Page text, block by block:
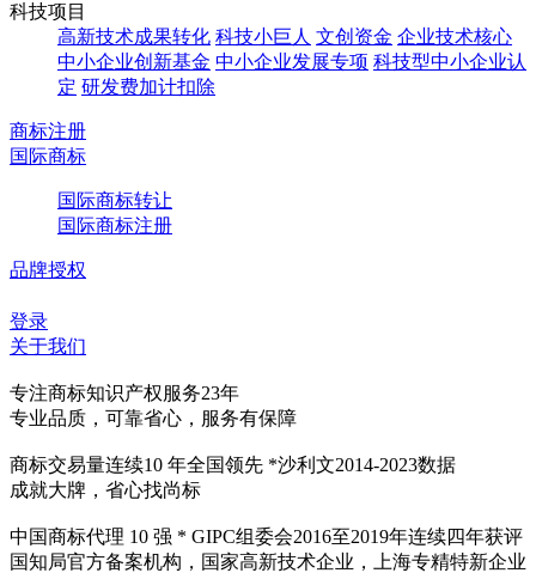
科技项目
高新技术成果转化 科技小巨人 文创资金 企业技术核心
中小企业创新基金 中小企业发展专项 科技型中小企业认
定 研发费加计扣除
商标注册
国际商标
国际商标转让
国际商标注册
品牌授权
登录
关于我们
专注商标知识产权服务23年
专业品质，可靠省心，服务有保障
商标交易量连续10 年全国领先 *沙利文2014-2023数据
成就大牌，省心找尚标
中国商标代理 10 强 * GIPC组委会2016至2019年连续四年获评
国知局官方备案机构，国家高新技术企业，上海专精特新企业